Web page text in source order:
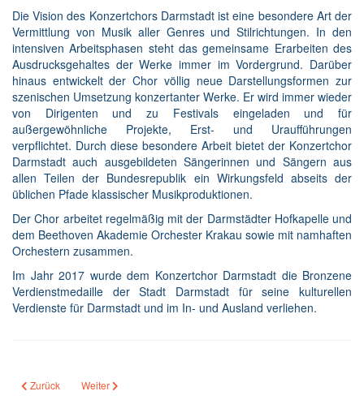
Die Vision des Konzertchors Darmstadt ist eine besondere Art der
Vermittlung von Musik aller Genres und Stilrichtungen. In den
intensiven Arbeitsphasen steht das gemeinsame Erarbeiten des
Ausdrucksgehaltes der Werke immer im Vordergrund. Darüber
hinaus entwickelt der Chor völlig neue Darstellungsformen zur
szenischen Umsetzung konzertanter Werke. Er wird immer wieder
von Dirigenten und zu Festivals eingeladen und für
außergewöhnliche Projekte, Erst- und Uraufführungen
verpflichtet. Durch diese besondere Arbeit bietet der Konzertchor
Darmstadt auch ausgebildeten Sängerinnen und Sängern aus
allen Teilen der Bundesrepublik ein Wirkungsfeld abseits der
üblichen Pfade klassischer Musikproduktionen.
Der Chor arbeitet regelmäßig mit der Darmstädter Hofkapelle und
dem Beethoven Akademie Orchester Krakau sowie mit namhaften
Orchestern zusammen.
Im Jahr 2017 wurde dem Konzertchor Darmstadt die Bronzene
Verdienstmedaille der Stadt Darmstadt für seine kulturellen
Verdienste für Darmstadt und im In- und Ausland verliehen.
Vorheriger Beitrag: Frieder Bernius
Zurück Nächster Beitrag: Wolfgang Seeliger
Weiter